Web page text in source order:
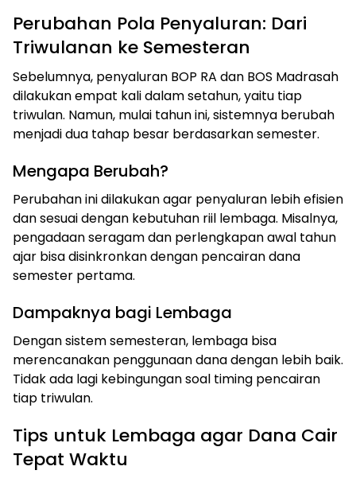
Perubahan Pola Penyaluran: Dari
Triwulanan ke Semesteran
Sebelumnya, penyaluran BOP RA dan BOS Madrasah
dilakukan empat kali dalam setahun, yaitu tiap
triwulan. Namun, mulai tahun ini, sistemnya berubah
menjadi dua tahap besar berdasarkan semester.
Mengapa Berubah?
Perubahan ini dilakukan agar penyaluran lebih efisien
dan sesuai dengan kebutuhan riil lembaga. Misalnya,
pengadaan seragam dan perlengkapan awal tahun
ajar bisa disinkronkan dengan pencairan dana
semester pertama.
Dampaknya bagi Lembaga
Dengan sistem semesteran, lembaga bisa
merencanakan penggunaan dana dengan lebih baik.
Tidak ada lagi kebingungan soal timing pencairan
tiap triwulan.
Tips untuk Lembaga agar Dana Cair
Tepat Waktu